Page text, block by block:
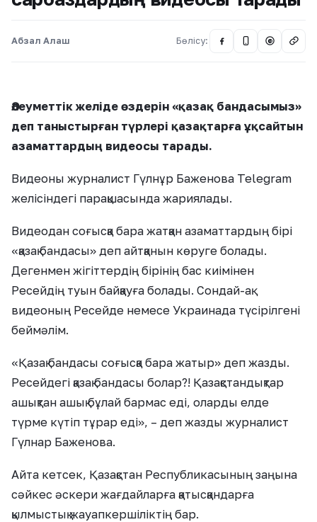
Абзал Алаш Бөлісу: @
Әлеуметтік желіде өздерін «қазақ бандасымыз»
деп таныстырған түрлері қазақтарға ұқсайтын
азаматтардың видеосы тарады.
Видеоны журналист Гүлнұр Баженова Telegram
желісіндегі парақшасында жариялады.
Видеодан соғысқа бара жатқан азаматтардың бірі
«қазақ бандасы» деп айтқанын көруге болады.
Дегенмен жігіттердің бірінің бас киімінен
Ресейдің туын байқауға болады. Сондай-ақ
видеоның Ресейде немесе Украинада түсірілгені
беймәлім.
«Қазақ бандасы соғысқа бара жатыр» деп жазды.
Ресейдегі қазақ бандасы болар?! Қазақстандықтар
ашықтан ашық бұлай бармас еді, оларды елде
түрме күтіп тұрар еді», – деп жазды журналист
Гүлнар Баженова.
Айта кетсек, Қазақстан Республикасының заңына
сәйкес әскери жағдайларға қатысқандарға
қылмыстық жауапкершіліктің бар.